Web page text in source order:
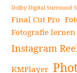
Dolby Digital Surround
Final Cut Pro
Fotografie lernen
Instagram
KMPlayer